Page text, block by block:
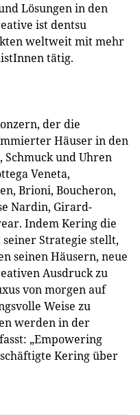
Lösungen in den
ist dentsu
weltweit mit mehr
tätig.
der die
Häuser in den
und Uhren
Veneta,
Brioni, Boucheron,
Nardin, Girard-
Indem Kering die
Strategie stellt,
seinen Häusern, neue
Ausdruck zu
von morgen auf
Weise zu
werden in der
„Empowering
Kering über